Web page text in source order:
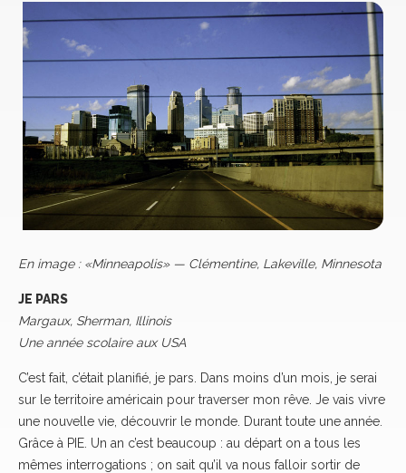
En image : «Minneapolis» — Clémentine, Lakeville, Minnesota
JE PARS
Margaux, Sherman, Illinois
Une année scolaire aux USA
C’est fait, c’était planifié, je pars. Dans moins d’un mois, je serai
sur le territoire américain pour traverser mon rêve. Je vais vivre
une nouvelle vie, découvrir le monde. Durant toute une année.
Grâce à PIE. Un an c’est beaucoup : au départ on a tous les
mêmes interrogations ; on sait qu’il va nous falloir sortir de